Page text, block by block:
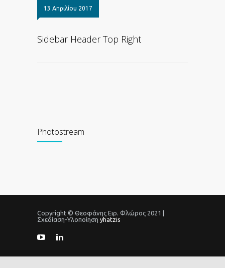
13 Απριλίου 2017
Sidebar Header Top Right
Photostream
Copyright © Θεοφάνης Ειρ. Φλώρος 2021 |
Σχεδίαση-Υλοποίηση yhatzis